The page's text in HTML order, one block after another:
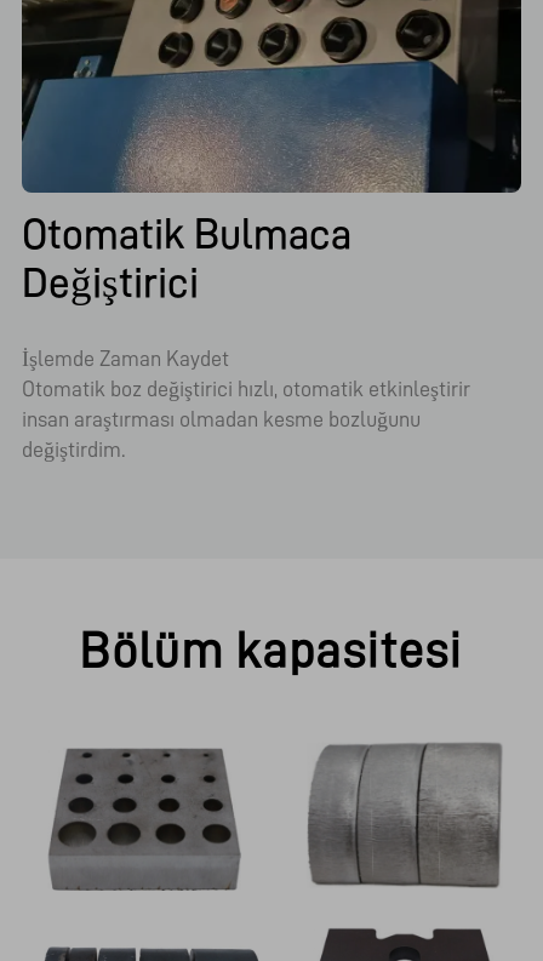
Otomatik Bulmaca
Değiştirici
İşlemde Zaman Kaydet
Otomatik boz değiştirici hızlı, otomatik etkinleştirir
insan araştırması olmadan kesme bozluğunu
değiştirdim.
Bölüm kapasitesi